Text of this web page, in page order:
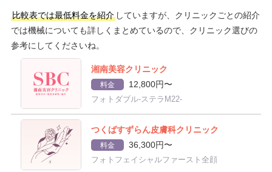
比較表では最低料金を紹介していますが、クリニックごとの紹介
では機械についても詳しくまとめているので、クリニック選びの
参考にしてくださいね。
湘南美容クリニック
料金 12,800円〜
フォトダブル-ステラM22-
つくばすずらん皮膚科クリニック
料金 36,300円〜
フォトフェイシャルファースト全顔